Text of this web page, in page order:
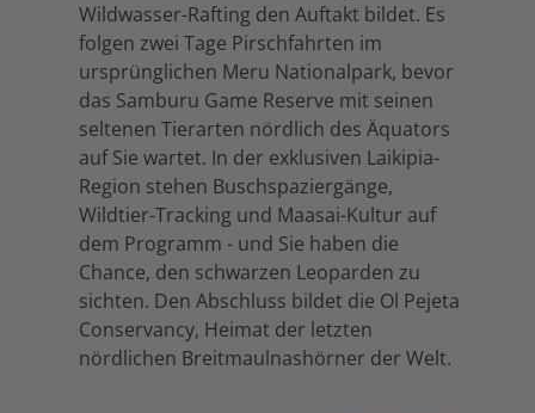
Wildwasser-Rafting den Auftakt bildet. Es
folgen zwei Tage Pirschfahrten im
ursprünglichen Meru Nationalpark, bevor
das Samburu Game Reserve mit seinen
seltenen Tierarten nördlich des Äquators
auf Sie wartet. In der exklusiven Laikipia-
Region stehen Buschspaziergänge,
Wildtier-Tracking und Maasai-Kultur auf
dem Programm - und Sie haben die
Chance, den schwarzen Leoparden zu
sichten. Den Abschluss bildet die Ol Pejeta
Conservancy, Heimat der letzten
nördlichen Breitmaulnashörner der Welt.